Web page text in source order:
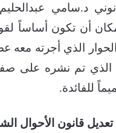
د.سامي
أن تكون أساساً
الذي أجرته معه
تم نشره على صفحة
للفائدة.
قانون الأحوال